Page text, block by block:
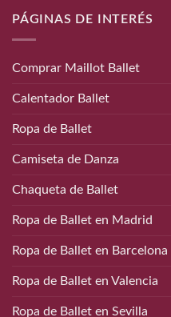
PÁGINAS DE INTERÉS
Comprar Maillot Ballet
Calentador Ballet
Ropa de Ballet
Camiseta de Danza
Chaqueta de Ballet
Ropa de Ballet en Madrid
Ropa de Ballet en Barcelona
Ropa de Ballet en Valencia
Ropa de Ballet en Sevilla